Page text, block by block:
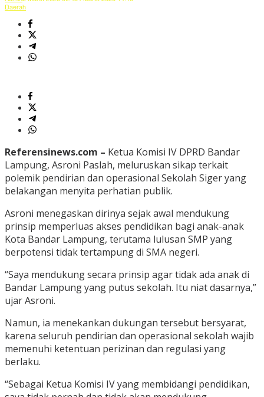
Daerah
Referensinews.com – Ketua Komisi IV DPRD Bandar
Lampung, Asroni Paslah, meluruskan sikap terkait
polemik pendirian dan operasional Sekolah Siger yang
belakangan menyita perhatian publik.
Asroni menegaskan dirinya sejak awal mendukung
prinsip memperluas akses pendidikan bagi anak-anak
Kota Bandar Lampung, terutama lulusan SMP yang
berpotensi tidak tertampung di SMA negeri.
“Saya mendukung secara prinsip agar tidak ada anak di
Bandar Lampung yang putus sekolah. Itu niat dasarnya,”
ujar Asroni.
Namun, ia menekankan dukungan tersebut bersyarat,
karena seluruh pendirian dan operasional sekolah wajib
memenuhi ketentuan perizinan dan regulasi yang
berlaku.
“Sebagai Ketua Komisi IV yang membidangi pendidikan,